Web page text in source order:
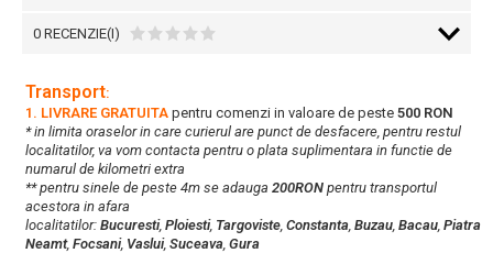
0 RECENZIE(I)
Transport:
1. LIVRARE GRATUITA pentru comenzi in valoare de peste 500 RON
* in limita oraselor in care curierul are punct de desfacere, pentru restul
localitatilor, va vom contacta pentru o plata suplimentara in functie de
numarul de kilometri extra
** pentru sinele de peste 4m se adauga 200RON pentru transportul
acestora in afara
localitatilor: Bucuresti, Ploiesti, Targoviste, Constanta, Buzau, Bacau, Piatra
Neamt, Focsani, Vaslui, Suceava, Gura